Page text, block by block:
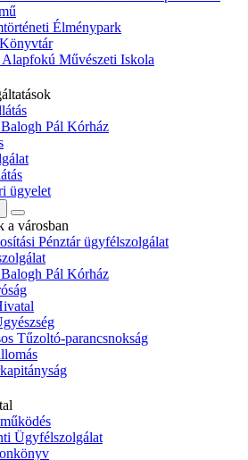
Élménypark
Alapfokú Művészeti Iskola
Pál Kórház
ügyelet
a városban
Pénztár ügyfélszolgálat
Pál Kórház
Tűzoltó-parancsnokság
Ügyfélszolgálat